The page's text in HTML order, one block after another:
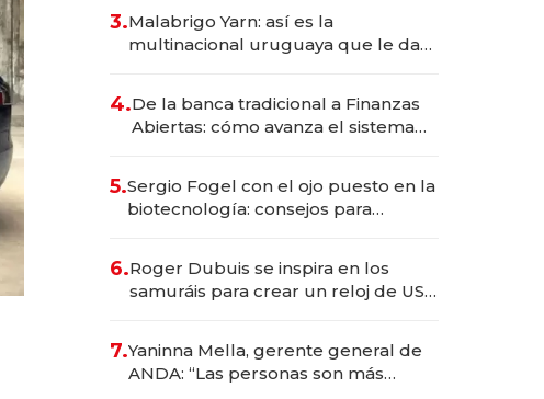
prepara apertura
3.Malabrigo Yarn: así es la
multinacional uruguaya que le da
4.De la banca tradicional a Finanzas
Abiertas: cómo avanza el sistema
5.Sergio Fogel con el ojo puesto en la
biotecnología: consejos para
6.Roger Dubuis se inspira en los
samuráis para crear un reloj de US$
7.Yaninna Mella, gerente general de
ANDA: “Las personas son más